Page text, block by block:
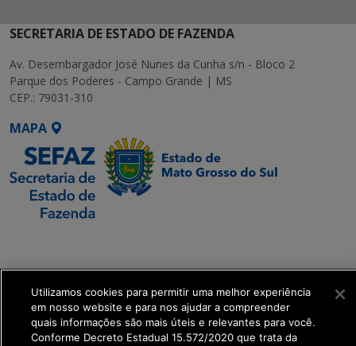
SECRETARIA DE ESTADO DE FAZENDA
Av. Desembargador José Nunes da Cunha s/n - Bloco 2
Parque dos Poderes - Campo Grande | MS
CEP.: 79031-310
MAPA
Transformação Digital
get_footer();
Utilizamos cookies para permitir uma melhor experiência
em nosso website e para nos ajudar a compreender
quais informações são mais úteis e relevantes para você.
Conforme Decreto Estadual 15.572/2020 que trata da